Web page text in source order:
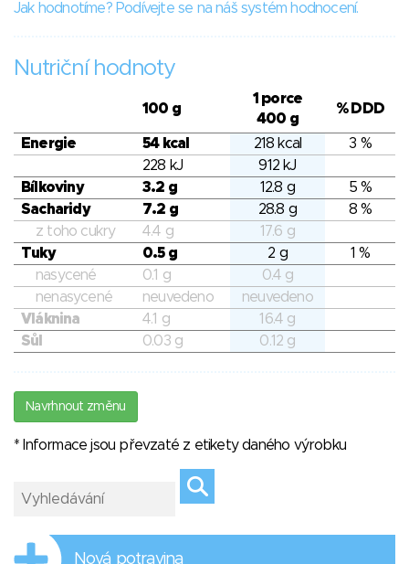
Jak hodnotíme? Podívejte se na náš systém hodnocení.
Nutriční hodnoty
100 g
1 porce
400 g
% DDD
Energie 54 kcal 218 kcal
3 %
228 kJ
912 kJ
Bílkoviny
3.2 g 12.8 g
5 %
Sacharidy
7.2 g 28.8 g
8 %
z toho cukry
4.4 g
17.6 g
Tuky
0.5 g 2 g
1 %
nasycené
0.1 g
0.4 g
nenasycené
neuvedeno
neuvedeno
Vláknina
4.1 g
16.4 g
Sůl
0.03 g 0.12 g
Navrhnout změnu
* Informace jsou převzaté z etikety daného výrobku
Nová potravina